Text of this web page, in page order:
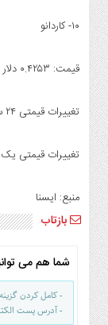
۱۰- کاردانو
قیمت: ۰.۴۲۵۳ دلار
تغییرات قیمتی ۲۴ ساعت گذشته: ۱.۶۵ درصد کاهش
تغییرات قیمتی یک هفته
منبع: ایسنا
بازتاب
شما هم می
- کامل کردن
- آدرس پست